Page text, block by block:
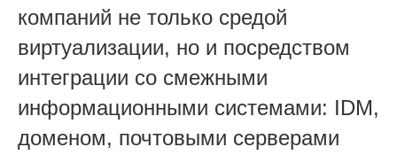
компаний не только средой
виртуализации, но и посредством
интеграции со смежными
информационными системами: IDM,
доменом, почтовыми серверами